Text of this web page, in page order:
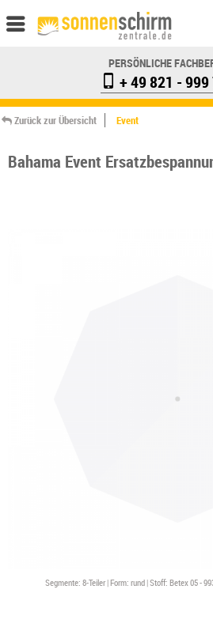
PERSÖNLICHE
+ 49 821 -
Zurück zur Übersicht Event
Bahama Event
Segmente: 8-Teiler | Form: rund | Stoff: Betex 05 -